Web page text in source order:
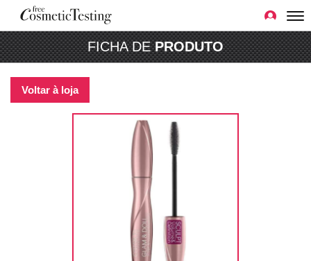
FICHA DEPRODUTO
Voltar à loja